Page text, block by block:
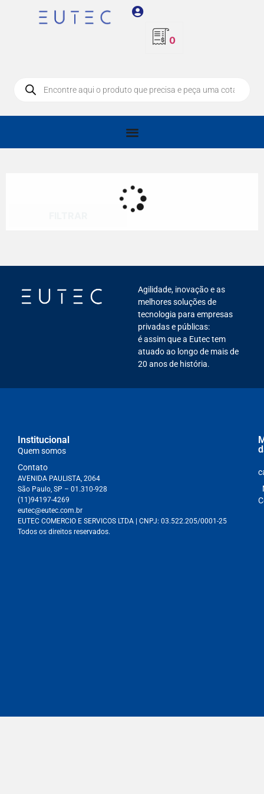
0
Agilidade, inovação e as
melhores soluções de
tecnologia para empresas
privadas e públicas:
é assim que a Eutec tem
atuado ao longo de mais de
20 anos de história.
Institucional
Quem somos
Contato
AVENIDA PAULISTA, 2064
São Paulo, SP – 01.310-928
(11)94197-4269
eutec@eutec.com.br
EUTEC COMERCIO E SERVICOS LTDA | CNPJ: 03.522.205/0001-25
Todos os direitos reservados.